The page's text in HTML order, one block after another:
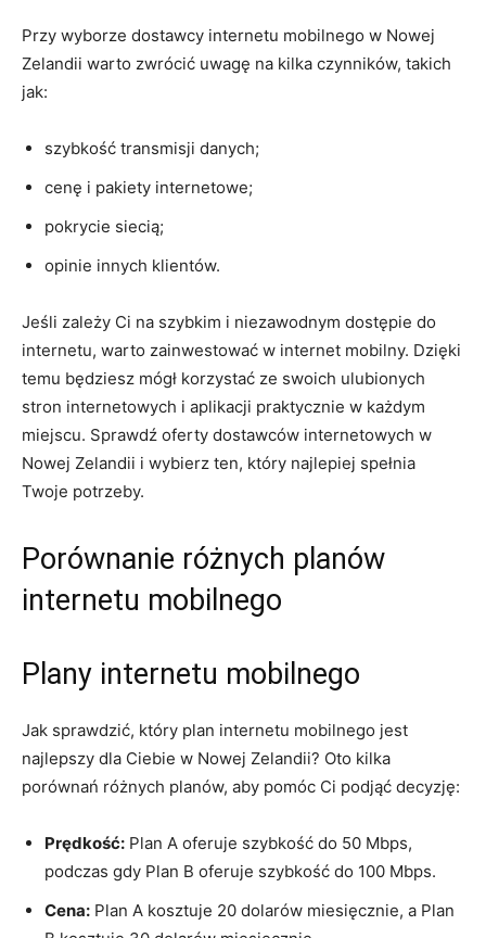
Przy wyborze dostawcy internetu mobilnego w Nowej
Zelandii warto zwrócić uwagę ‌na kilka czynników, takich
jak:
szybkość ⁤transmisji ‌danych;
cenę i pakiety internetowe;
pokrycie siecią;
opinie innych klientów.
Jeśli zależy Ci na szybkim i ⁣niezawodnym dostępie do
internetu,‍ warto zainwestować w internet ⁢mobilny. Dzięki
temu będziesz mógł korzystać ​ze swoich ulubionych ​
stron internetowych i aplikacji praktycznie w każdym
miejscu. Sprawdź oferty dostawców internetowych w⁤
Nowej Zelandii⁣ i wybierz ten, który najlepiej spełnia
Twoje potrzeby.
Porównanie różnych ⁢planów
internetu mobilnego
Plany internetu mobilnego
Jak sprawdzić, który plan internetu mobilnego jest
najlepszy dla Ciebie w Nowej Zelandii?‍ Oto kilka
porównań różnych planów, aby pomóc Ci podjąć decyzję:
Prędkość: Plan A oferuje szybkość do 50 Mbps,
podczas gdy Plan B oferuje ⁣szybkość do 100 ⁣Mbps.
Cena: Plan A kosztuje ⁢20 dolarów miesięcznie, a Plan